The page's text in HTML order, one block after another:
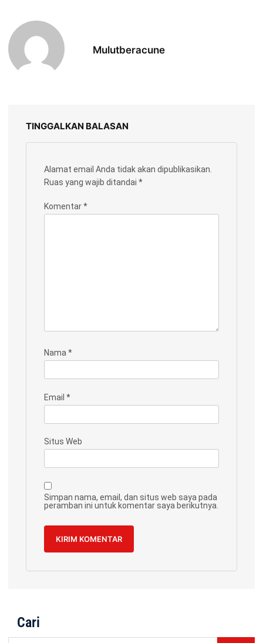
Mulutberacune
TINGGALKAN BALASAN
Alamat email Anda tidak akan dipublikasikan.
Ruas yang wajib ditandai *
Komentar*
Nama*
Email *
Situs Web
Simpan nama, email, dan situs web saya pada
peramban ini untuk komentar saya berikutnya.
Cari